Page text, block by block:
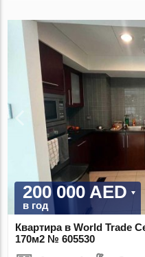
200 000 AED
в год
Квартира в World Trade
170м2 № 605530